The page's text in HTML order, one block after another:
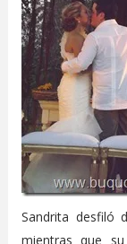
Sandrita desfiló
mientras que